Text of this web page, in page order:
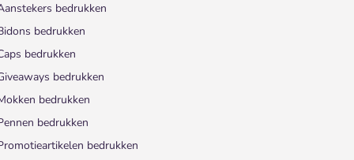
bedrukken
bedrukken
bedrukken
bedrukken
bedrukken
bedrukken
bedrukken